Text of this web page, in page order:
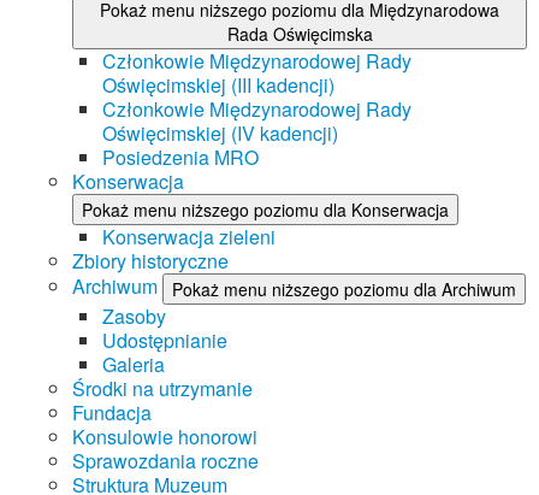
Pokaż menu niższego poziomu dla Międzynarodowa
Rada Oświęcimska
Członkowie Międzynarodowej Rady
Oświęcimskiej (III kadencji)
Członkowie Międzynarodowej Rady
Oświęcimskiej (IV kadencji)
Posiedzenia MRO
Konserwacja
Pokaż menu niższego poziomu dla Konserwacja
Konserwacja zieleni
Zbiory historyczne
Archiwum
Pokaż menu niższego poziomu dla Archiwum
Zasoby
Udostępnianie
Galeria
Środki na utrzymanie
Fundacja
Konsulowie honorowi
Sprawozdania roczne
Struktura Muzeum